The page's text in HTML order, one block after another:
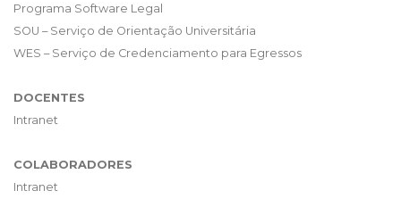
Programa Software Legal
SOU – Serviço de Orientação Universitária
WES – Serviço de Credenciamento para Egressos
DOCENTES
Intranet
COLABORADORES
Intranet